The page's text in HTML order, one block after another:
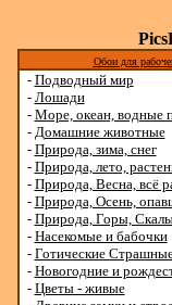
Обои для
- Подводный мир
- Лошади
- Море, океан, водные
- Домашние животные
- Природа, зима, снег
- Природа, лето,
- Природа, Весна, всё
- Природа, Осень,
- Природа, Горы,
- Насекомые и бабочки
- Готические
- Новогодние и
- Цветы - живые